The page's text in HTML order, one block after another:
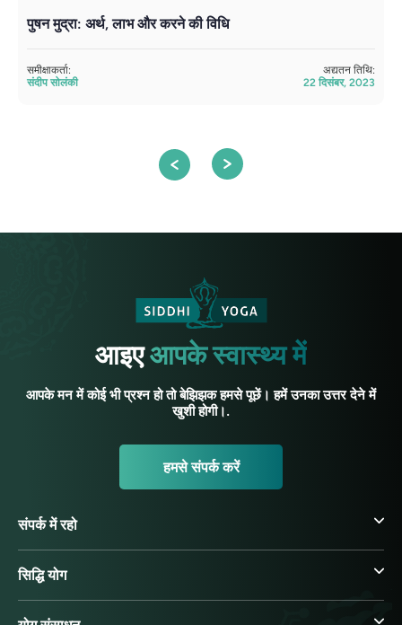
पुषन मुद्रा: अर्थ, लाभ और करने की विधि
समीक्षाकर्ता:
संदीप सोलंकी
अद्यतन तिथि:
22 दिसंबर, 2023
आइएआपके स्वास्थ्य में
आपके मन में कोई भी प्रश्न हो तो बेझिझक हमसे पूछें। हमें उनका उत्तर देने में
खुशी होगी।.
हमसे संपर्क करें
संपर्क में रहो
सिद्धि योग